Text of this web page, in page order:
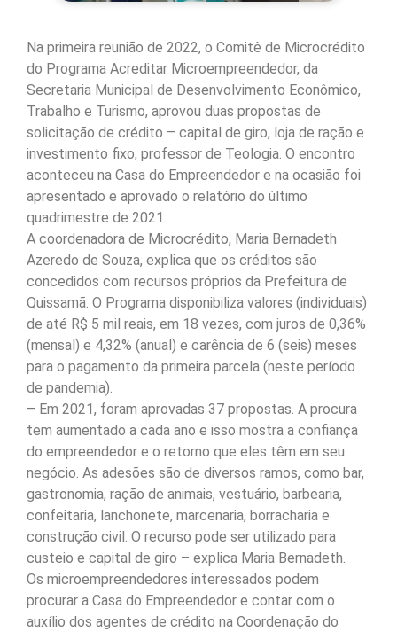
Na primeira reunião de 2022, o Comitê de Microcrédito
do Programa Acreditar Microempreendedor, da
Secretaria Municipal de Desenvolvimento Econômico,
Trabalho e Turismo, aprovou duas propostas de
solicitação de crédito – capital de giro, loja de ração e
investimento fixo, professor de Teologia. O encontro
aconteceu na Casa do Empreendedor e na ocasião foi
apresentado e aprovado o relatório do último
quadrimestre de 2021.
A coordenadora de Microcrédito, Maria Bernadeth
Azeredo de Souza, explica que os créditos são
concedidos com recursos próprios da Prefeitura de
Quissamã. O Programa disponibiliza valores (individuais)
de até R$ 5 mil reais, em 18 vezes, com juros de 0,36%
(mensal) e 4,32% (anual) e carência de 6 (seis) meses
para o pagamento da primeira parcela (neste período
de pandemia).
– Em 2021, foram aprovadas 37 propostas. A procura
tem aumentado a cada ano e isso mostra a confiança
do empreendedor e o retorno que eles têm em seu
negócio. As adesões são de diversos ramos, como bar,
gastronomia, ração de animais, vestuário, barbearia,
confeitaria, lanchonete, marcenaria, borracharia e
construção civil. O recurso pode ser utilizado para
custeio e capital de giro – explica Maria Bernadeth.
Os microempreendedores interessados podem
procurar a Casa do Empreendedor e contar com o
auxílio dos agentes de crédito na Coordenação do